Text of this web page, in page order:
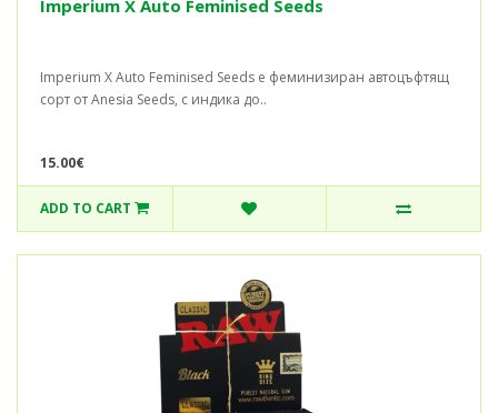
Imperium X Auto Feminised Seeds
Imperium X Auto Feminised Seeds е феминизиран автоцъфтящ
сорт от Anesia Seeds, с индика до..
15.00€
ADD TO CART